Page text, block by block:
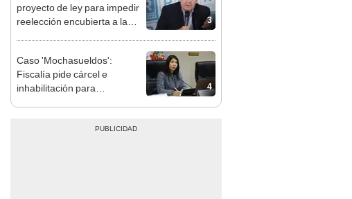
3
proyecto de ley para impedir
reelección encubierta a la
4
Caso 'Mochasueldos':
Fiscalía pide cárcel e
inhabilitación para